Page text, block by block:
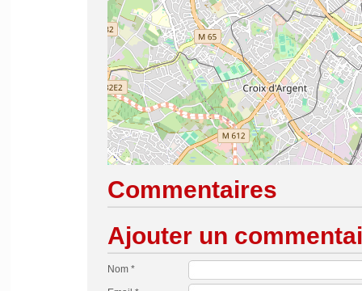
Commentaires
Ajouter un
Nom *